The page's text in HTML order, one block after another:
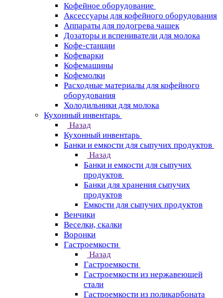
Кофейное оборудование
Аксессуары для кофейного оборудования
Аппараты для подогрева чашек
Дозаторы и вспениватели для молока
Кофе-станции
Кофеварки
Кофемашины
Кофемолки
Расходные материалы для кофейного
оборудования
Холодильники для молока
Кухонный инвентарь
Назад
Кухонный инвентарь
Банки и емкости для сыпучих продуктов
Назад
Банки и емкости для сыпучих
продуктов
Банки для хранения сыпучих
продуктов
Емкости для сыпучих продуктов
Венчики
Веселки, скалки
Воронки
Гастроемкости
Назад
Гастроемкости
Гастроемкости из нержавеющей
стали
Гастроемкости из поликарбоната